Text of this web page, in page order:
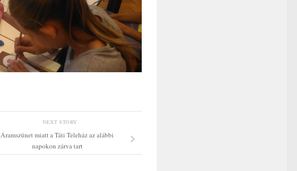
NEXT STORY
Áramszünet miatt a Táti Teleház az alábbi
napokon zárva tart